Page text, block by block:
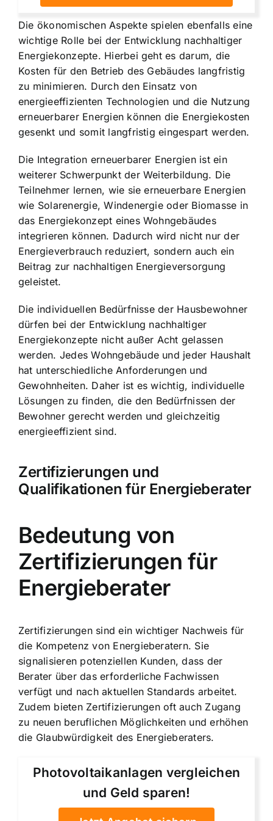
Die ökonomischen Aspekte spielen ebenfalls eine
wichtige Rolle bei der Entwicklung nachhaltiger
Energiekonzepte. Hierbei geht es darum, die
Kosten für den Betrieb des Gebäudes langfristig
zu minimieren. Durch den Einsatz von
energieeffizienten Technologien und die Nutzung
erneuerbarer Energien können die Energiekosten
gesenkt und somit langfristig eingespart werden.
Die Integration erneuerbarer Energien ist ein
weiterer Schwerpunkt der Weiterbildung. Die
Teilnehmer lernen, wie sie erneuerbare Energien
wie Solarenergie, Windenergie oder Biomasse in
das Energiekonzept eines Wohngebäudes
integrieren können. Dadurch wird nicht nur der
Energieverbrauch reduziert, sondern auch ein
Beitrag zur nachhaltigen Energieversorgung
geleistet.
Die individuellen Bedürfnisse der Hausbewohner
dürfen bei der Entwicklung nachhaltiger
Energiekonzepte nicht außer Acht gelassen
werden. Jedes Wohngebäude und jeder Haushalt
hat unterschiedliche Anforderungen und
Gewohnheiten. Daher ist es wichtig, individuelle
Lösungen zu finden, die den Bedürfnissen der
Bewohner gerecht werden und gleichzeitig
energieeffizient sind.
Zertifizierungen und
Qualifikationen für Energieberater
Bedeutung von
Zertifizierungen für
Energieberater
Zertifizierungen sind ein wichtiger Nachweis für
die Kompetenz von Energieberatern. Sie
signalisieren potenziellen Kunden, dass der
Berater über das erforderliche Fachwissen
verfügt und nach aktuellen Standards arbeitet.
Zudem bieten Zertifizierungen oft auch Zugang
zu neuen beruflichen Möglichkeiten und erhöhen
die Glaubwürdigkeit des Energieberaters.
Photovoltaikanlagen vergleichen
und Geld sparen!